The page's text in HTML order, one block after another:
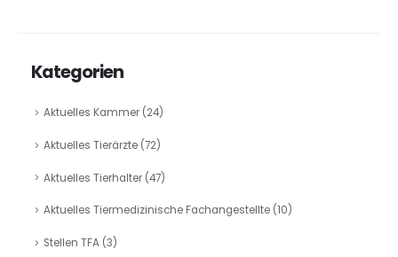
Kategorien
Aktuelles Kammer(24)
Aktuelles Tierärzte(72)
Aktuelles Tierhalter(47)
Aktuelles Tiermedizinische Fachangestellte(10)
Stellen TFA(3)